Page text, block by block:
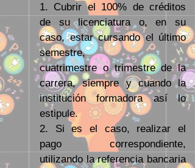
1. Cubrir el 100% de créditos
de su licenciatura o, en su
caso, estar cursando el último
semestre,
cuatrimestre o trimestre de la
carrera, siempre y cuando la
institución formadora así lo
estipule.
2. Si es el caso, realizar el
pago correspondiente,
utilizando la referencia bancaria